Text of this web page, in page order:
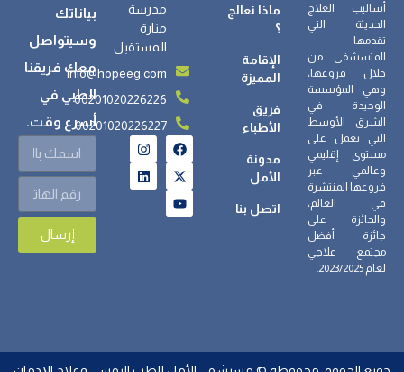
أساليب العلاج
الحديثة التي
تقدمها
المتسشفى من
خلال فروعها،
وهي المؤسسة
الوحيدة في
الشرق الأوسط
التي تعمل على
مستوى إقليمي
وعالمي عبر
فروعها المنتشرة
في العالم،
والحائزة على
جائزة أفضل
مجتمع علاجي
لعام 2023/2025.
ماذا نعالج
؟
الإقامة
المميزة
فريق
الأطباء
مدونة
الأمل
اتصل بنا
مدرسة
منارة
المستقبل
info@hopeeg.com
00201020226226
00201020226227
بياناتك
وسيتواصل
معك فريقنا
الطبي في
أسرع وقت.
إرسال